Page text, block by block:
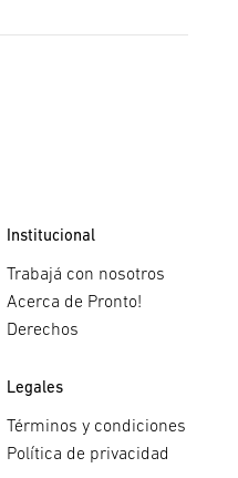
Institucional
Trabajá con nosotros
Acerca de Pronto!
Derechos
Legales
Términos y condiciones
Política de privacidad